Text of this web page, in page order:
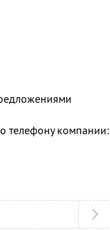
телефону компании: